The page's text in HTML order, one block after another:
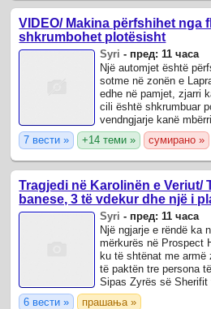
VIDEO/ Makina përfshihet nga
shkrumbohet plotësisht
Syri - пред: 11 часа
Një automjet është
sotme në zonën e
edhe në pamjet, zjarri
cili është shkrumbuar
vendngjarje kanë
po punojnë për ...
7 вести » +14 теми » сумирано »
Tragjedi në Karolinën e Veriut/
banese, 3 të vdekur dhe një i
Syri - пред: 11 часа
Një ngjarje e rëndë ka
mërkurës në Prospect
ku të shtënat me armë
të paktën tre persona
Sipas Zyrës së
person u transportua
6 вести » прашања »